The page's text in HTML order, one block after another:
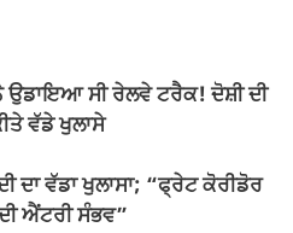
y
Li
n
k
e
ਉਡਾਇਆ ਸੀ ਰੇਲਵੇ ਟਰੈਕ! ਦੋਸ਼ੀ ਦੀ
ਵੱਡੇ ਖੁਲਾਸੇ
ਦਾ ਵੱਡਾ ਖੁਲਾਸਾ; “ਫ੍ਰੇਟ ਕੋਰੀਡੋਰ
ਦੀ ਐਂਟਰੀ ਸੰਭਵ”